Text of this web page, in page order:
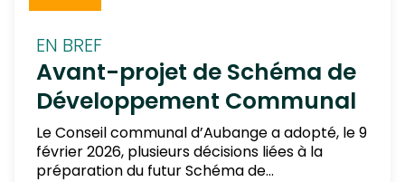
Avant-projet de Schéma de
Développement Communal
EN BREF
Le Conseil communal d’Aubange a adopté, le 9
février 2026, plusieurs décisions liées à la
préparation du futur Schéma de